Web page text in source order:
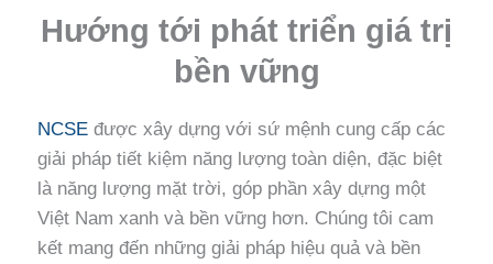
Hướng tới phát triển giá trị
bền vững
NCSE được xây dựng với sứ mệnh cung cấp các
giải pháp tiết kiệm năng lượng toàn diện, đặc biệt
là năng lượng mặt trời, góp phần xây dựng một
Việt Nam xanh và bền vững hơn. Chúng tôi cam
kết mang đến những giải pháp hiệu quả và bền